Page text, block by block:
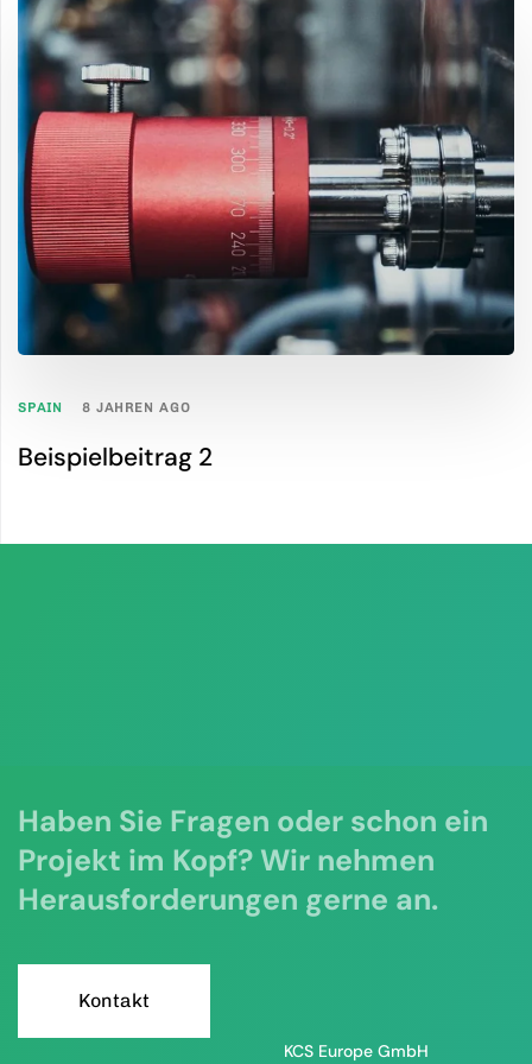
SPAIN 8 JAHREN AGO
Beispielbeitrag 2
Haben Sie Fragen oder schon ein
Projekt im Kopf? Wir nehmen
Herausforderungen gerne an.
Kontakt
KCS Europe GmbH